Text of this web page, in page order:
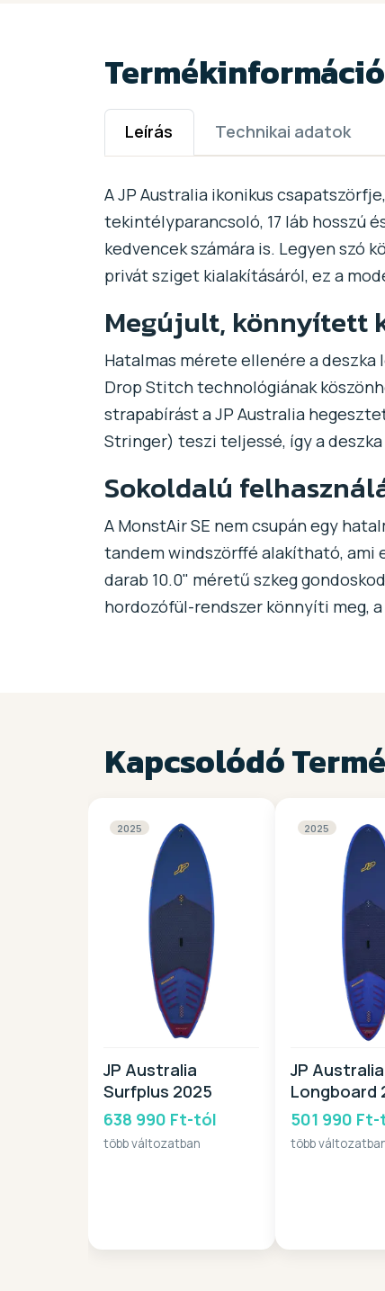
Leírás Technikai adatok
A JP Australia ikonikus
tekintélyparancsoló, 17 láb hosszú
kedvencek számára is. Legyen szó
privát sziget kialakításáról, ez a
Megújult, könnyített
Hatalmas mérete ellenére a
Drop Stitch technológiának
strapabírást a JP Australia
Stringer) teszi teljessé, így a
Sokoldalú
A MonstAir SE nem csupán egy
tandem windszörffé alakítható, ami
darab 10.0" méretű szkeg
hordozófül-rendszer könnyíti meg,
Kapcsolódó
2025
JP Australia
Surfplus 2025
638 990 Ft-tól
több változatban
2025
JP Australia
Longboard
501 990
több